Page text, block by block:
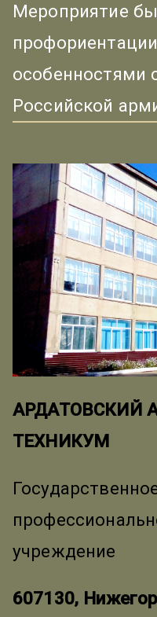
Мероприятие
особенностями
Российской
АРДАТОВСКИЙ
ТЕХНИКУМ
учреждение
607130,